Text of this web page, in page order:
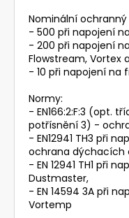
Nominální
- 500 při napojení
- 200 při napojení
Flowstream, Vortex
- 10 při napojení na
Normy:
- EN166:2:F:3 (opt.
potřísnění 3) -
- EN12941 TH3 při
ochrana dýchacích
- EN 12941 TH1 při
Dustmaster,
- EN 14594 3A při
Vortemp